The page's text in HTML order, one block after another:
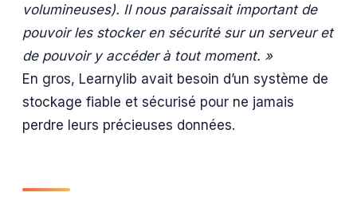
volumineuses). Il nous paraissait important de
pouvoir les stocker en sécurité sur un serveur et
de pouvoir y accéder à tout moment. »
En gros, Learnylib avait besoin d’un système de
stockage fiable et sécurisé pour ne jamais
perdre leurs précieuses données.